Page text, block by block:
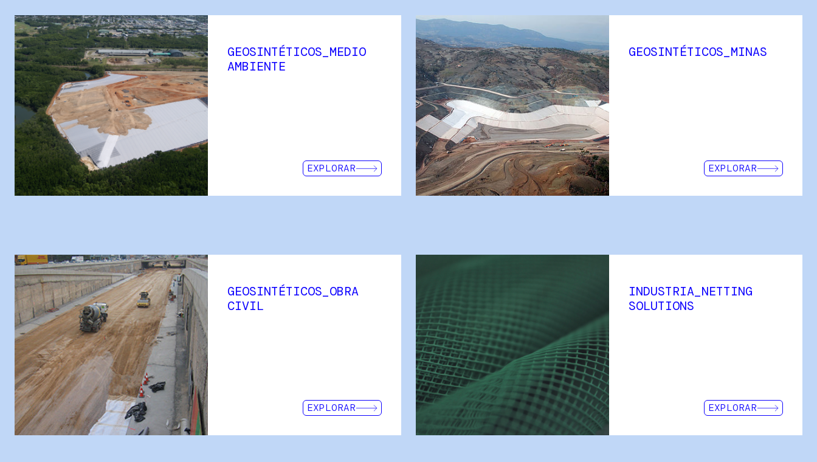
GEOSINTÉTICOS_MEDIO
AMBIENTE
INTERMAS Geosynthetics a lo largo de los 18 últimos años
se ha convertido en un referente en el mundo del drenaje
para vertederos y minas. Nuestro equipo de ingenieros
desarrolla proyectos adaptados a las necesidades de cada
obra. Contamos con un equipo de ingenieros altamente
cualificados para los cálculos y desarrollo de obras
(Intergrid).
EXPLORAR
GEOSINTÉTICOS_MINAS
EXPLORAR
GEOSINTÉTICOS_OBRA
CIVIL
INTERMAS Geosynthetics a lo largo de los 18 últimos años
se ha convertido en un referente en el mundo del drenaje
para ingeniería civil. Nuestro equipo de ingenería desarrolla
proyectos adaptados a las necesidades de cada obra.
Contamos con un equipo de ingenieros altamente
cualificados para los cálculos y desarrollo de obras
(Intergrid).
EXPLORAR
INDUSTRIA_NETTING
SOLUTIONS
EXPLORAR